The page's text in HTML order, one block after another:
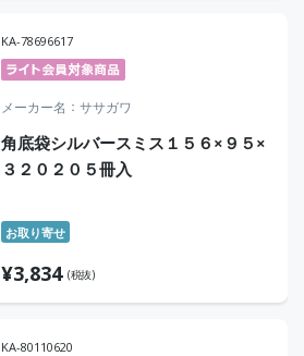
KA-78696617
メーカー名 ササガワ
角底袋シルバースミス１５６×９５×
３２０２０５冊入
お取り寄せ
¥3,834 (税抜)
KA-80110620